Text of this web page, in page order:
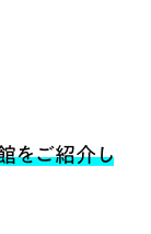
をご紹介し